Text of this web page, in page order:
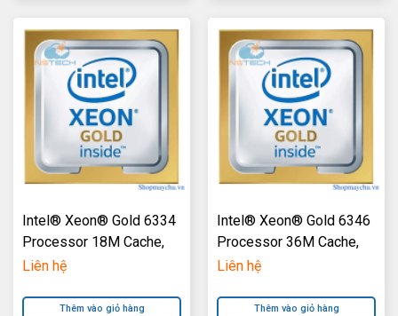
Intel® Xeon® Gold 6334
Processor 18M Cache,
3.60 GHz
Liên hệ
Thêm vào giỏ hàng
Intel® Xeon® Gold 6346
Processor 36M Cache,
3.10 GHz
Liên hệ
Thêm vào giỏ hàng